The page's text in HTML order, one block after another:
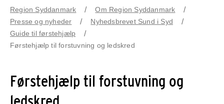
Region Syddanmark
Om Region Syddanmark
Presse og nyheder
Nyhedsbrevet Sund i Syd
Guide til førstehjælp
Førstehjælp til forstuvning og ledskred
Førstehjælp til forstuvning og